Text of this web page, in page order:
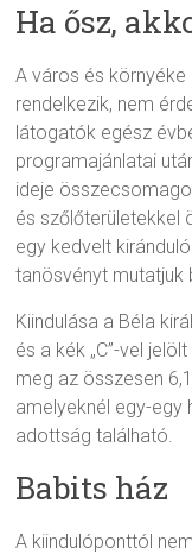
Ha ősz,
A város és
rendelkezik, nem
látogatók egész
programajánlatai
ideje
és szőlőterületekkel
egy kedvelt
tanösvényt mutatjuk
Kiindulása a Béla
és a kék „C”-vel
meg az összesen
amelyeknél egy-egy
adottság található.
Babits ház
A kiindulóponttól